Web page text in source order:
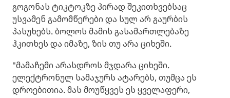
გოგონას ტიკტოკზე პირად შეკითხვებსაც
უსვამენ გამომწერები და სულ არ გაურბის
პასუხებს. ბოლოს მამის გასამართლებაზე
ჰკითხეს და იმაზე, ზის თუ არა ციხეში.
"მამაჩემი არასდროს მჯდარა ციხეში.
ელექტრონულ სამაჯურს ატარებს, თუმცა ეს
დროებითია. მას მოუწყვეს ეს ყველაფერი,